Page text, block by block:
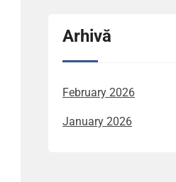
Arhivă
February 2026
January 2026